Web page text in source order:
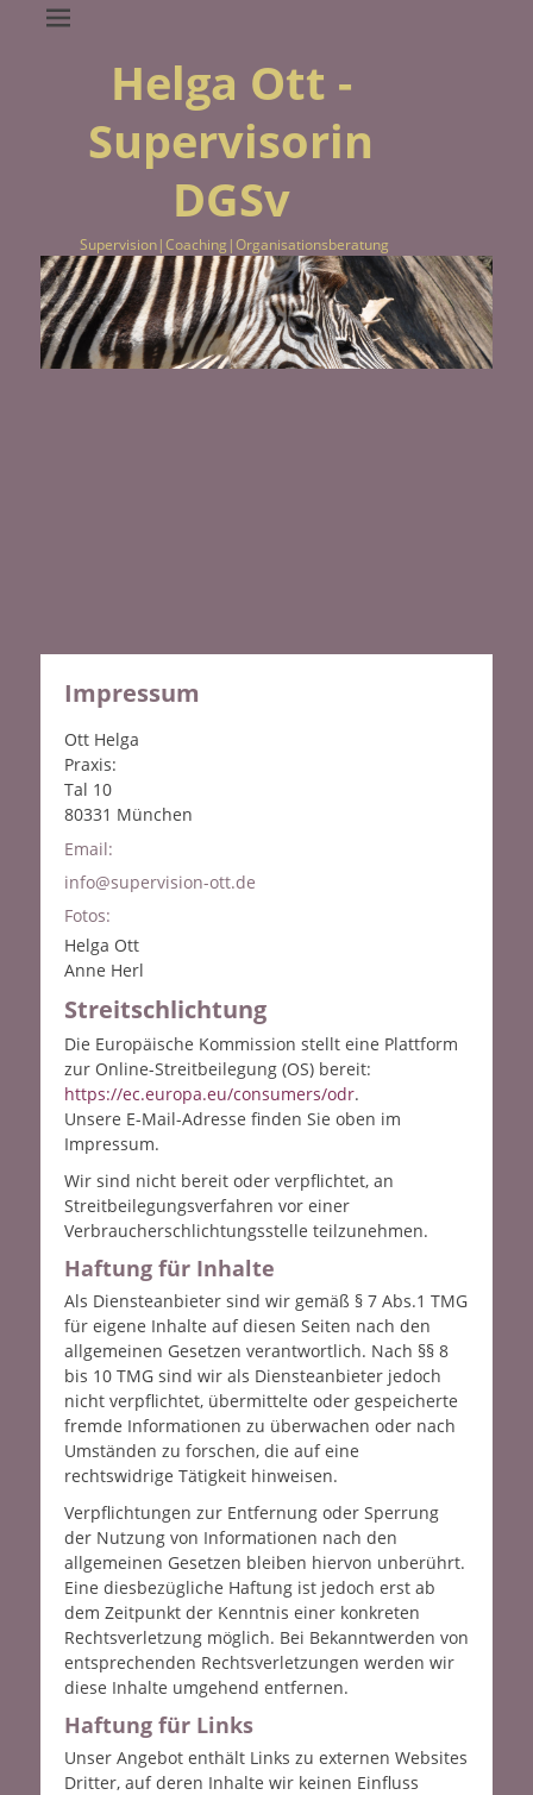
Helga Ott -
Supervisorin
DGSv
Supervision|Coaching|Organisationsberatung
Impressum
Ott Helga
Praxis:
Tal 10
80331 München
Email:
info@supervision-ott.de
Fotos:
Helga Ott
Anne Herl
Streitschlichtung
Die Europäische Kommission stellt eine Plattform
zur Online-Streitbeilegung (OS) bereit:
https://ec.europa.eu/consumers/odr.
Unsere E-Mail-Adresse finden Sie oben im
Impressum.
Wir sind nicht bereit oder verpflichtet, an
Streitbeilegungsverfahren vor einer
Verbraucherschlichtungsstelle teilzunehmen.
Haftung für Inhalte
Als Diensteanbieter sind wir gemäß § 7 Abs.1 TMG
für eigene Inhalte auf diesen Seiten nach den
allgemeinen Gesetzen verantwortlich. Nach §§ 8
bis 10 TMG sind wir als Diensteanbieter jedoch
nicht verpflichtet, übermittelte oder gespeicherte
fremde Informationen zu überwachen oder nach
Umständen zu forschen, die auf eine
rechtswidrige Tätigkeit hinweisen.
Verpflichtungen zur Entfernung oder Sperrung
der Nutzung von Informationen nach den
allgemeinen Gesetzen bleiben hiervon unberührt.
Eine diesbezügliche Haftung ist jedoch erst ab
dem Zeitpunkt der Kenntnis einer konkreten
Rechtsverletzung möglich. Bei Bekanntwerden von
entsprechenden Rechtsverletzungen werden wir
diese Inhalte umgehend entfernen.
Haftung für Links
Unser Angebot enthält Links zu externen Websites
Dritter, auf deren Inhalte wir keinen Einfluss